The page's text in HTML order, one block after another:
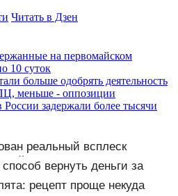
Читать в Дзен
на первомайском
10 суток
больше одобрять деятельность
меньше - оппозиции
России задержали более тысячи
реальный всплеск
вернуть деньги за
карту
рецепт проще некуда